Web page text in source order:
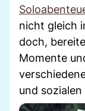
nicht gleich
doch,
Momente
und